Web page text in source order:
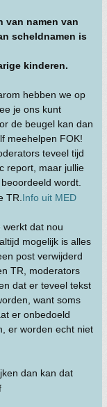
van namen van
scheldnamen is
kinderen.
hebben we op
je ons kunt
de beugel kan dan
meehelpen FOK!
teveel tijd
report, maar jullie
wordt.
TR. Info uit MED
dat nou
mogelijk is alles
post verwijderd
TR, moderators
dat er teveel tekst
want soms
er onbedoeld
er worden echt niet
dan kan dat